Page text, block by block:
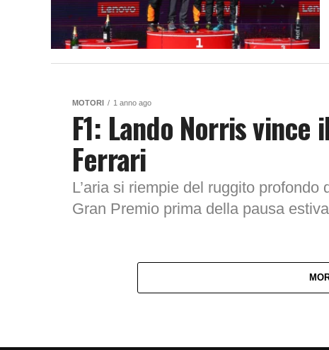
MOTORI 1 anno ago
F1: Lando Norris vince
Ferrari
L’aria si riempie del ruggito
Gran Premio prima della pausa